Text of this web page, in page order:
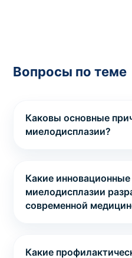
Вопросы по теме
Каковы основные
миелодисплазии?
Какие
миелодисплазии
современной
Какие